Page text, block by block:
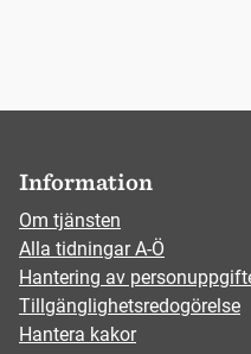
Information
Om tjänsten
Alla tidningar A-Ö
Hantering av
Tillgänglighetsredogörelse
Hantera kakor